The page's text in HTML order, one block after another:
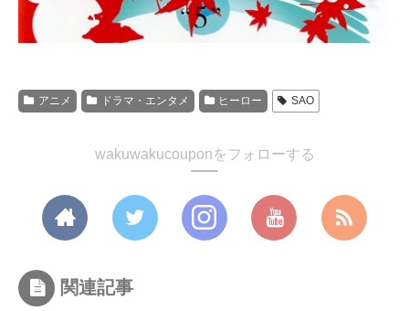
アニメ ドラマ・エンタメ ヒーロー SAO
wakuwakucouponをフォローする
関連記事